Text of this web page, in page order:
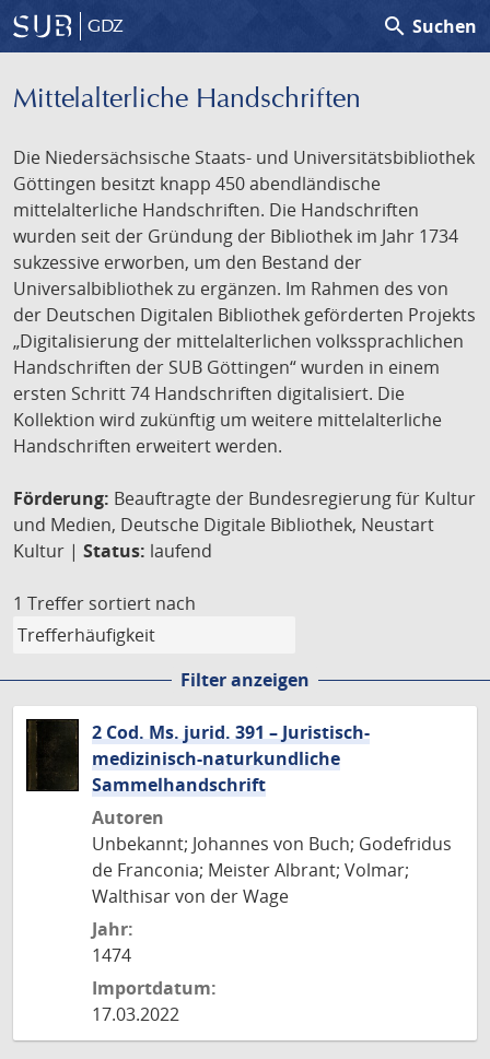
GDZ search Suchen
Mittelalterliche Handschriften
Die Niedersächsische Staats- und Universitätsbibliothek
Göttingen besitzt knapp 450 abendländische
mittelalterliche Handschriften. Die Handschriften
wurden seit der Gründung der Bibliothek im Jahr 1734
sukzessive erworben, um den Bestand der
Universalbibliothek zu ergänzen. Im Rahmen des von
der Deutschen Digitalen Bibliothek geförderten Projekts
„Digitalisierung der mittelalterlichen volkssprachlichen
Handschriften der SUB Göttingen“ wurden in einem
ersten Schritt 74 Handschriften digitalisiert. Die
Kollektion wird zukünftig um weitere mittelalterliche
Handschriften erweitert werden.
Förderung: Beauftragte der Bundesregierung für Kultur
und Medien, Deutsche Digitale Bibliothek, Neustart
Kultur | Status: laufend
1 Treffer sortiert nach
Filter anzeigen
2 Cod. Ms. jurid. 391 – Juristisch-
medizinisch-naturkundliche
Sammelhandschrift
Autoren
Unbekannt; Johannes von Buch; Godefridus
de Franconia; Meister Albrant; Volmar;
Walthisar von der Wage
Jahr:
1474
Importdatum:
17.03.2022